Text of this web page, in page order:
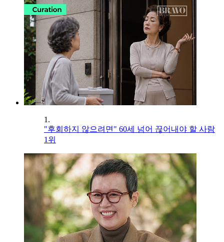
1.
"후회하지 않으려면" 60세 넘어 끊어내야 할 사람
1위